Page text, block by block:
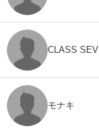
CLASS
モナキ